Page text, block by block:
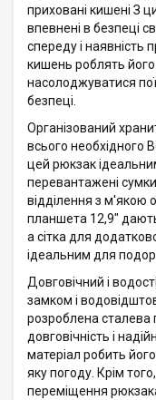
приховані кишені З
впевнені в безпеці
спереду і наявність
кишень роблять
насолоджуватися
безпеці.
Організований
всього необхідного
цей рюкзак
перевантажені
відділення з м'якою
планшета 12,9" дають
а сітка для
ідеальним для
Довговічний і
замком і
розроблена сталева
довговічність і
матеріал робить
яку погоду. Крім
переміщення